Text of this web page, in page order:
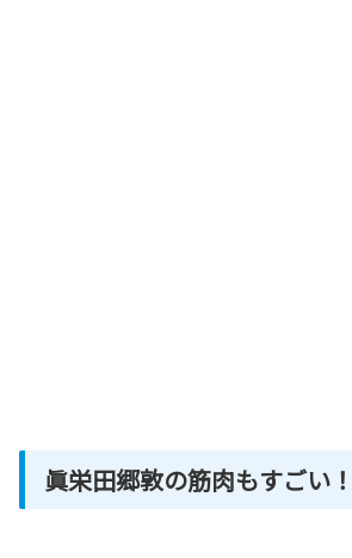
眞栄田郷敦の筋肉もすごい！